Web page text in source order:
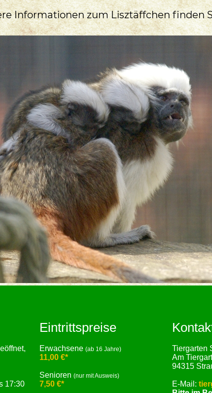
Informationen zum Lisztäffchen finden
17:30
Eintrittspreise
Erwachsene(ab 16 Jahre)
11,00 €*
Senioren(nur mit Ausweis)
7,50 €*
Tiergarten
Am
94315
E-Mail: